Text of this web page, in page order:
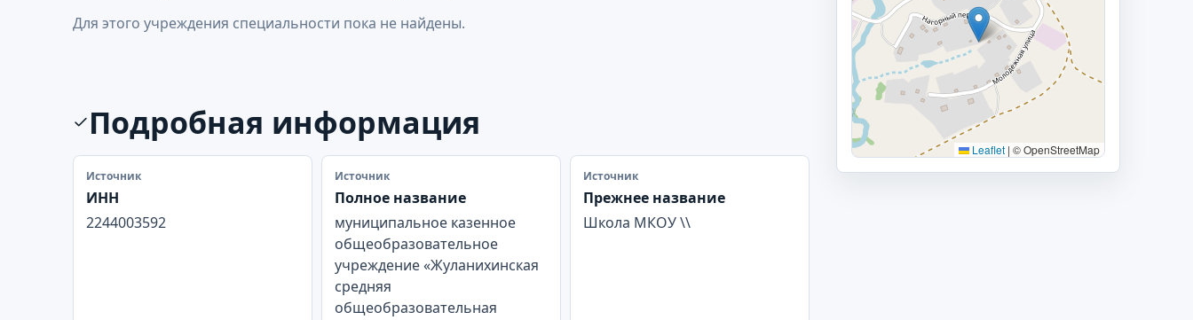
Для этого учреждения специальности пока не найдены.
Подробная информация
Источник
ИНН
2244003592
Источник
Полное название
муниципальное казенное
общеобразовательное
учреждение «Жуланихинская
средняя
общеобразовательная
Источник
Прежнее название
Школа МКОУ \\
Leaflet | © OpenStreetMap